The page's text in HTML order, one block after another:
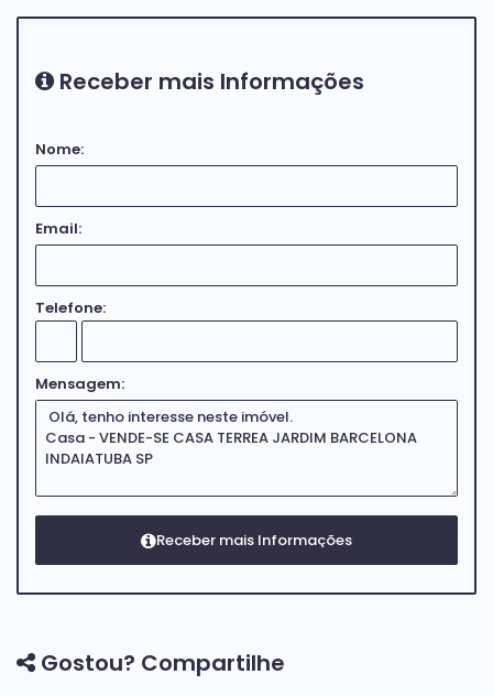
Receber mais Informações
Nome:
Email:
Telefone:
Mensagem:
Gostou? Compartilhe